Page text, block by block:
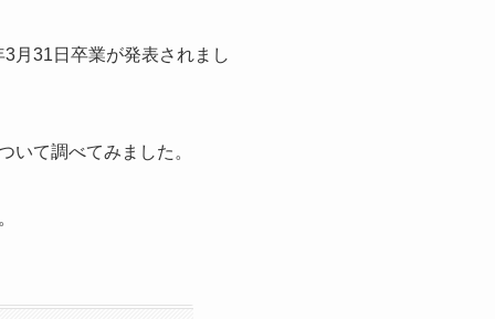
月31日卒業が発表されまし
いて調べてみました。